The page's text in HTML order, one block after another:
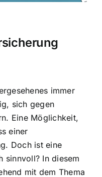
immer
sich gegen
. Eine Möglichkeit,
einer
Doch ist eine
sinnvoll? In diesem
mit dem Thema